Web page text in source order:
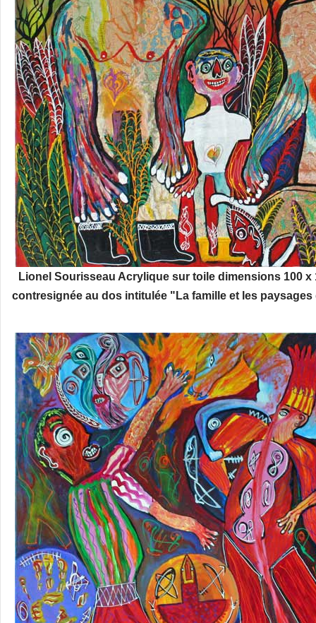
Lionel Sourisseau Acrylique sur toile dimensions 100 x
contresignée au dos intitulée "La famille et les